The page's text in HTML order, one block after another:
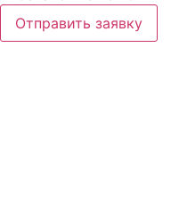
Отправить заявку